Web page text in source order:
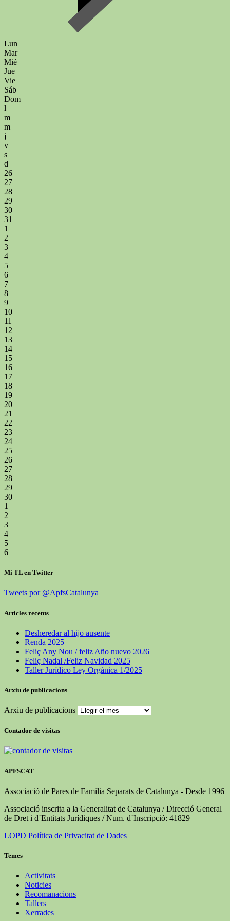
Lun
Mar
Mié
Jue
Vie
Sáb
Dom
l
m
m
j
v
s
d
26
27
28
29
30
31
1
2
3
4
5
6
7
8
9
10
11
12
13
14
15
16
17
18
19
20
21
22
23
24
25
26
27
28
29
30
1
2
3
4
5
6
Mi TL en Twitter
Tweets por @ApfsCatalunya
Articles recents
Desheredar al hijo ausente
Renda 2025
Feliç Any Nou / feliz Año nuevo 2026
Feliç Nadal /Feliz Navidad 2025
Taller Jurídico Ley Orgánica 1/2025
Arxiu de publicacions
Arxiu de publicacions
Contador de visitas
APFSCAT
Associació de Pares de Familia Separats de Catalunya - Desde 1996
Associació inscrita a la Generalitat de Catalunya / Direcció General
de Dret i d´Entitats Jurídiques / Num. d´Inscripció: 41829
LOPD Política de Privacitat de Dades
Temes
Activitats
Noticies
Recomanacions
Tallers
Xerrades